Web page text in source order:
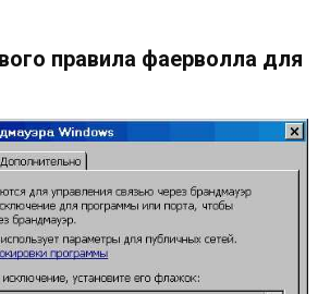
правила фаерволла для